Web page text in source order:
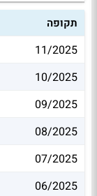
תקופה
11/2025
10/2025
09/2025
08/2025
07/2025
06/2025